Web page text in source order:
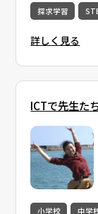
探求学習
詳しく見る
ICTで先生た
小学校 中学